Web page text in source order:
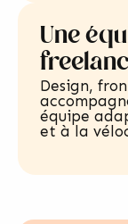
Une
Design,
équipe
et à la